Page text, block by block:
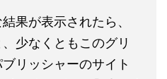
果が表示されたら、
少なくともこのグリ
リッシャーのサイト